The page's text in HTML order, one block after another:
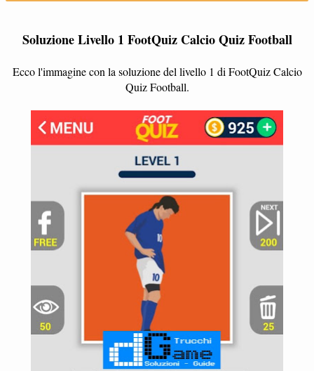
Soluzione Livello 1 FootQuiz Calcio Quiz Football
Ecco l'immagine con la soluzione del livello 1 di FootQuiz Calcio
Quiz Football.